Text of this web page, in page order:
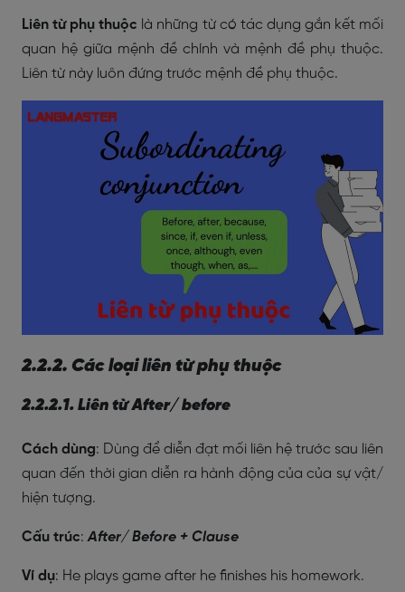
Liên từ phụ thuộc là những từ có tác dụng gắn kết mối
quan hệ giữa mệnh đề chính và mệnh đề phụ thuộc.
Liên từ này luôn đứng trước mệnh đề phụ thuộc.
2.2.2. Các loại liên từ phụ thuộc
2.2.2.1. Liên từ After/ before
Cách dùng: Dùng để diễn đạt mối liên hệ trước sau liên
quan đến thời gian diễn ra hành động của của sự vật/
hiện tượng.
Cấu trúc:After/ Before + Clause
Ví dụ: He plays game after he finishes his homework.